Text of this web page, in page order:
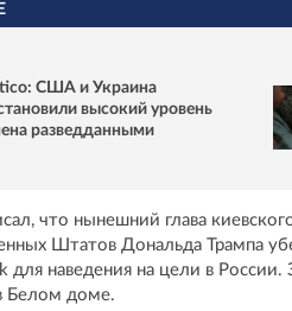
США и Украина
высокий уровень
разведданными
что нынешний глава
Штатов Дональда Трампа
для наведения на цели в
Белом доме.